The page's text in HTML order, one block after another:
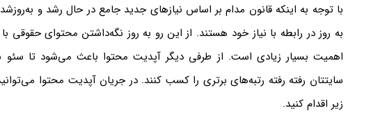
با توجه به اینکه قانون مدام بر اساس نیاز‌های جدید جامع در حال رشد و
به روز در رابطه با نیاز خود هستند. از این رو به روز نگه‌داشتن محتوای حقوقی
اهمیت بسیار زیادی است. از طرفی دیگر آپدیت محتوا باعث می‌شود تا سئو
سایتتان رفته رفته رتبه‌های برتری را کسب کنند. در جریان آپدیت محتوا
زیر اقدام کنید.